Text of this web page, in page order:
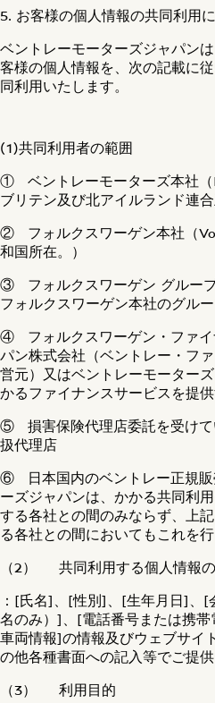
5. お客様の個人情報の共同利用
ベントレーモーターズジャパン
客様の個人情報を、次の記載に
同利用いたします。
(1)共同利用者の範囲
① ベントレーモーターズ本社（
ブリテン及び北アイルランド連合
② フォルクスワーゲン本社（
和国所在。）
③ フォルクスワーゲン グルー
フォルクスワーゲン本社のグル
④ フォルクスワーゲン・ファイ
パン株式会社（ベントレー・フ
営元）又はベントレーモーター
かるファイナンスサービスを提
⑤ 損害保険代理店委託を受けて
扱代理店
⑥ 日本国内のベントレー正規販
ーズジャパンは、かかる共同利
する各社との間のみならず、上
る各社との間においてもこれを行
（2） 共同利用する個人情報の
：[氏名]、[性別]、[生年月日]、
名のみ）]、[電話番号または携
車両情報]の情報及びウェブサイ
の他各種書面への記入等でご提
（3） 利用目的